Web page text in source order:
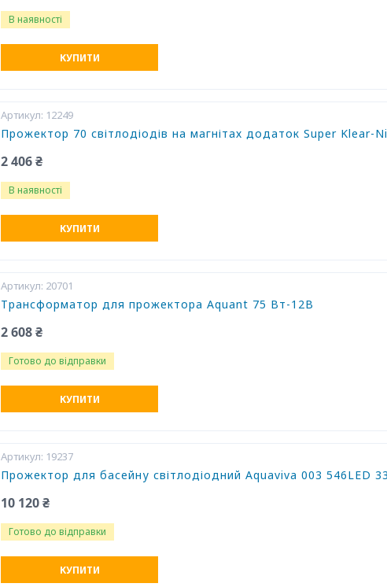
В наявності
КУПИТИ
12249
Прожектор 70 світлодіодів на магнітах додаток Super Klear-
2 406 ₴
В наявності
КУПИТИ
20701
Трансформатор для прожектора Aquant 75 Вт-12В
2 608 ₴
Готово до відправки
КУПИТИ
19237
Прожектор для басейну світлодіодний Aquaviva 003 546LED
10 120 ₴
Готово до відправки
КУПИТИ